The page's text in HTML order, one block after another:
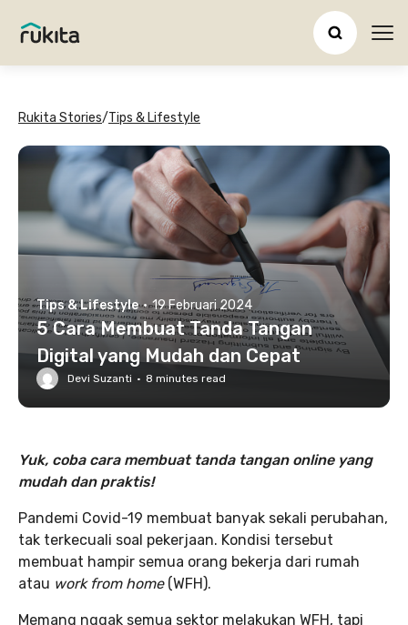
Rukita Stories/Tips & Lifestyle
Tips & Lifestyle · 19 Februari 2024
5 Cara Membuat Tanda Tangan
Digital yang Mudah dan Cepat
Devi Suzanti · 8 minutes read
Yuk, coba cara membuat tanda tangan online yang
mudah dan praktis!
Pandemi Covid-19 membuat banyak sekali perubahan,
tak terkecuali soal pekerjaan. Kondisi tersebut
membuat hampir semua orang bekerja dari rumah
atau work from home(WFH).
Memang nggak semua sektor melakukan WFH, tapi